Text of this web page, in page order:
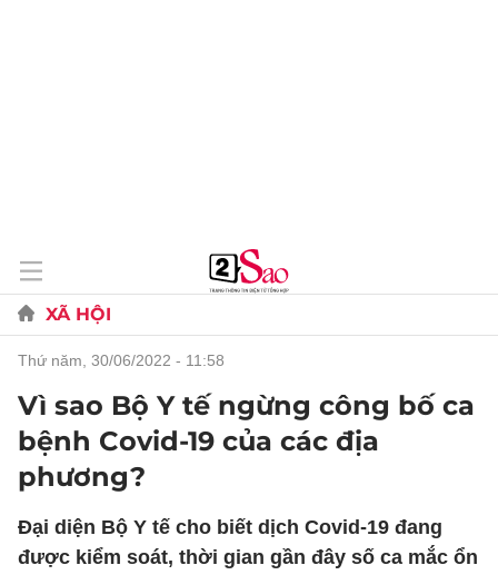
XÃ HỘI
thứ năm, 30/06/2022 - 11:58
Vì sao Bộ Y tế ngừng công bố ca
bệnh Covid-19 của các địa
phương?
Đại diện Bộ Y tế cho biết dịch Covid-19 đang
được kiểm soát, thời gian gần đây số ca mắc ổn